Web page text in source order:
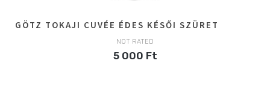
GÖTZ TOKAJI CUVÉE ÉDES KÉSŐI SZÜRET
NOT RATED
5 000 Ft